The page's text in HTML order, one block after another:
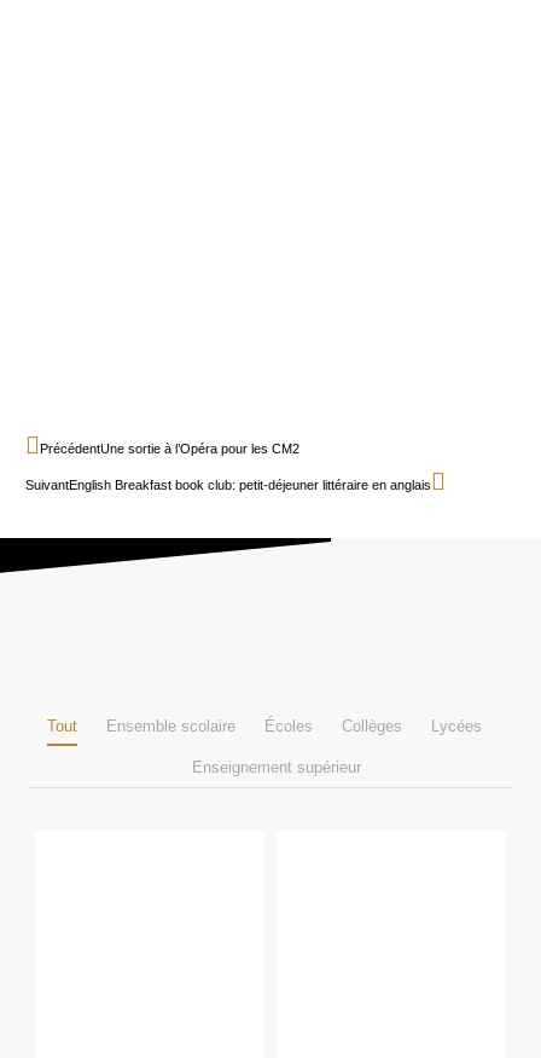
PrécédentUne sortie à l’Opéra pour les CM2
SuivantEnglish Breakfast book club: petit-déjeuner littéraire en anglais
Tout Ensemble scolaire Écoles Collèges Lycées
Enseignement supérieur